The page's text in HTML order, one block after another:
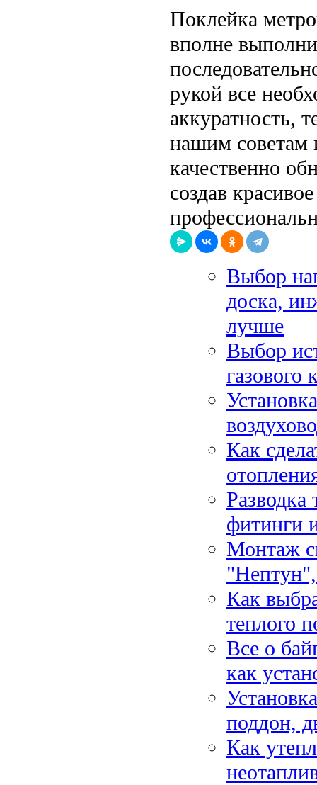
Поклейка
вполне
рукой все
аккуратность,
нашим советам
качественно
создав
Выбор
доска,
лучше
Выбор
газового
Как
Разводка
фитинги
Монтаж
Как
теплого
Все о
как
поддон,
Как